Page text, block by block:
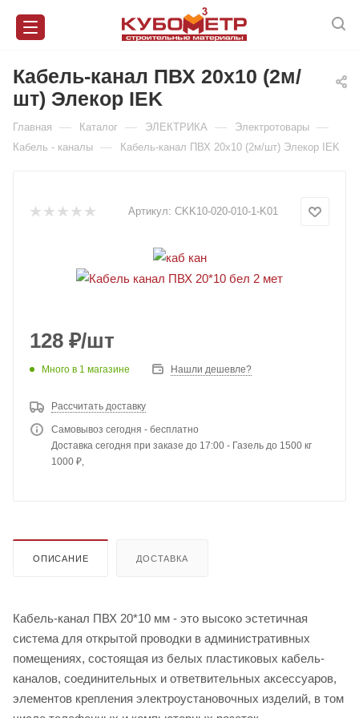
Кабель-канал ПВХ 20х10 (2м/
шт) Элекор IEK
Главная — Каталог — ЭЛЕКТРИКА — Электротовары —
Кабель - каналы — Кабель-канал ПВХ 20х10 (2м/шт) Элекор IEK
Артикул: CKK10-020-010-1-K01
128 ₽/шт
Много в 1 магазине Нашли дешевле?
Рассчитать доставку
Самовывоз сегодня - бесплатно
Доставка сегодня при заказе до 17:00 - Газель до 1500 кг
1000 ₽,
ОПИСАНИЕ ДОСТАВКА
Кабель-канал ПВХ 20*10 мм - это высоко эстетичная
система для открытой проводки в административных
помещениях, состоящая из белых пластиковых кабель-
каналов, соединительных и ответвительных аксессуаров,
элементов крепления электроустановочных изделий, в том